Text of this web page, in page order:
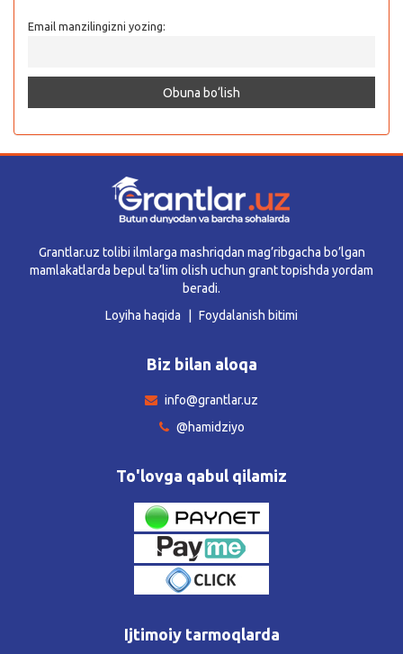
Email manzilingizni yozing:
Grantlar.uz tolibi ilmlarga mashriqdan mag’ribgacha bo’lgan
mamlakatlarda bepul ta’lim olish uchun grant topishda yordam
beradi.
Loyiha haqida
Foydalanish bitimi
Biz bilan aloqa
info@grantlar.uz
@hamidziyo
To'lovga qabul qilamiz
Ijtimoiy tarmoqlarda